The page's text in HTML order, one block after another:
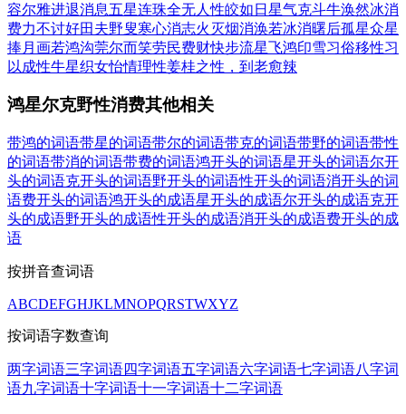
容尔雅进退消息五星连珠全无人性皎如日星气克斗牛涣然冰消
费力不讨好田夫野叟寒心消志火灭烟消涣若冰消曙后孤星众星
捧月 画若鸿沟莞尔而笑劳民费财快步流星飞鸿印雪习俗移性习
以成性牛星织女怡情理性姜桂之性，到老愈辣
鸿星尔克野性消费其他相关
带鸿的词语带星的词语带尔的词语带克的词语带野的词语带性
的词语带消的词语带费的词语鸿开头的词语星开头的词语尔开
头的词语克开头的词语野开头的词语性开头的词语消开头的词
语费开头的词语鸿开头的成语星开头的成语尔开头的成语克开
头的成语野开头的成语性开头的成语消开头的成语费开头的成
语
按拼音查词语
ABCDEFGHJKLMNOPQRSTWXYZ
按词语字数查询
两字词语三字词语四字词语五字词语六字词语七字词语八字词
语九字词语十字词语十一字词语十二字词语